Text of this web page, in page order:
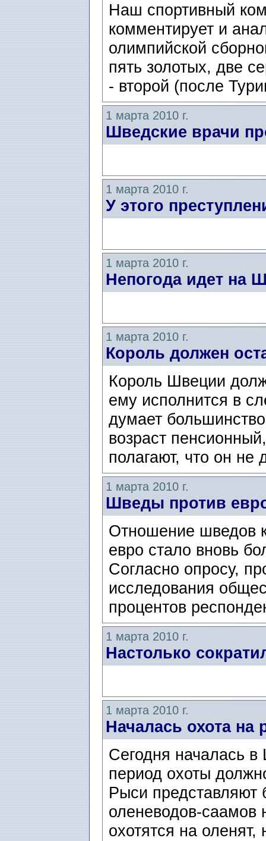
Наш спортивный
комментирует и
олимпийской
пять золотых, две
- второй (после
1 марта 2010 г.
Шведские врачи
1 марта 2010 г.
У этого
1 марта 2010 г.
Непогода идет на
1 марта 2010 г.
Король должен
Король Швеции
ему исполнится в
думает
возраст
полагают, что он не
1 марта 2010 г.
Шведы против
Отношение шведов
евро стало вновь
Согласно опросу,
исследования
процентов
1 марта 2010 г.
Настолько
1 марта 2010 г.
Началась охота на
Сегодня началась
период охоты
Рыси
оленеводов-
охотятся на